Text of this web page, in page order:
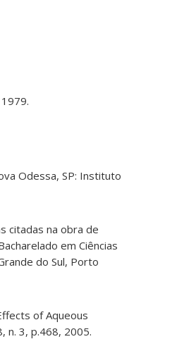
Odessa, SP: Instituto
citadas na obra de
em Ciências
do Sul, Porto
of Aqueous
n. 3, p.468, 2005.